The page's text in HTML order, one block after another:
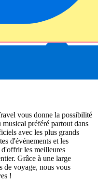
vous donne la possibilité
préféré partout dans
avec les plus grands
d'événements et les
les meilleures
Grâce à une large
de voyage, nous vous
!